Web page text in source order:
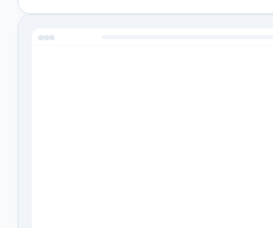
あり、プライバシー重視のAI統合
なしでllama.cpp上に構築されてい